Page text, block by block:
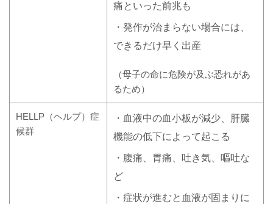
痛といった前兆も
・発作が治まらない場合には、
できるだけ早く出産
（母子の命に危険が及ぶ恐れがあ
るため）
HELLP（ヘルプ）症
候群
・血液中の血小板が減少、肝臓
機能の低下によって起こる
・腹痛、胃痛、吐き気、嘔吐な
ど
・症状が進むと血液が固まりに